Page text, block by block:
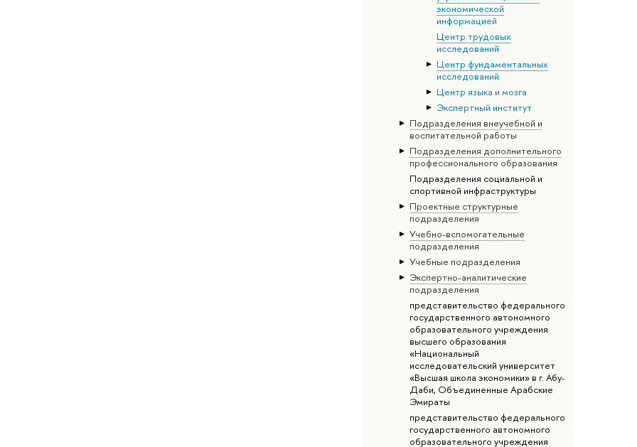
экономической
информацией
Центр трудовых
исследований
Центр фундаментальных
исследований
Центр языка и мозга
Экспертный институт
Подразделения внеучебной и
воспитательной работы
Подразделения дополнительного
профессионального образования
Подразделения социальной и
спортивной инфраструктуры
Проектные структурные
подразделения
Учебно-вспомогательные
подразделения
Учебные подразделения
Экспертно-аналитические
подразделения
представительство федерального
государственного автономного
образовательного учреждения
высшего образования
«Национальный
исследовательский университет
«Высшая школа экономики» в г. Абу-
Даби, Объединенные Арабские
Эмираты
представительство федерального
государственного автономного
образовательного учреждения